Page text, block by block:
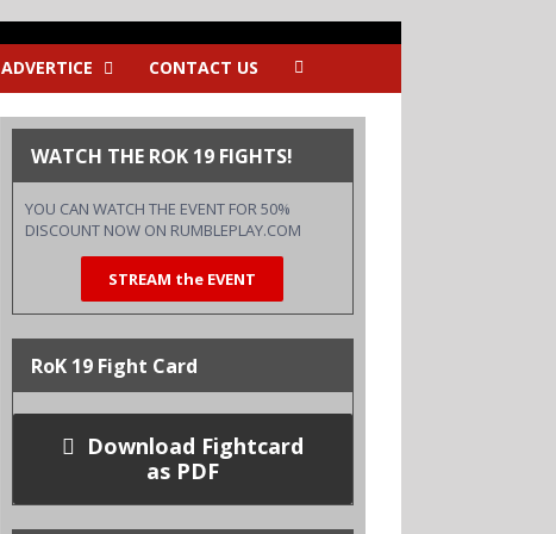
ADVERTICE CONTACT US
WATCH THE ROK 19 FIGHTS!
YOU CAN WATCH THE EVENT FOR 50%
DISCOUNT NOW ON RUMBLEPLAY.COM
STREAM the EVENT
RoK 19 Fight Card
Download Fightcard
as PDF